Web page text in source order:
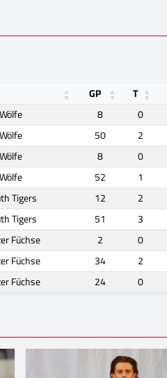
GP T
8 0
50 2
8 0
52 1
Tigers 12 2
Tigers 51 3
Füchse 2 0
Füchse 34 2
Füchse 24 0